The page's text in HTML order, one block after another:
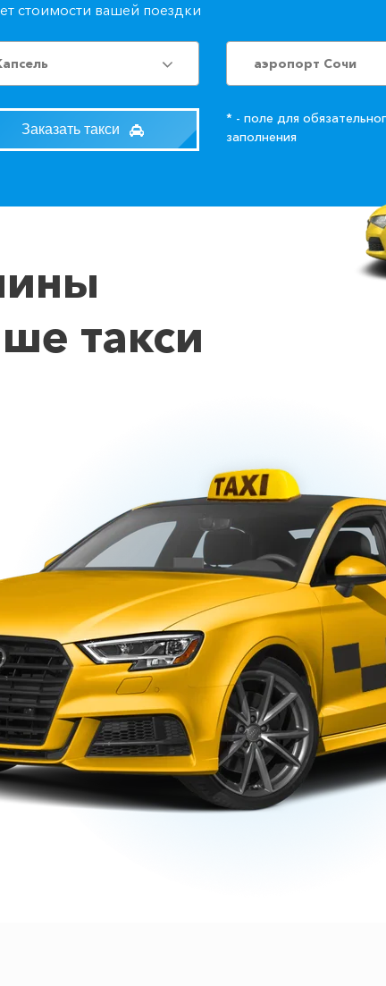
стоимости вашей поездки
аэропорт Сочи
Заказать такси
* - поле для
заполнения
такси